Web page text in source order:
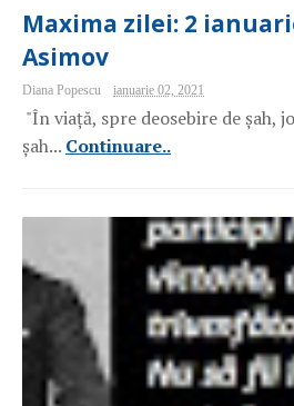
Maxima zilei: 2
Asimov
Diana Popescu ianuarie 02, 2021
"În viață, spre deosebire de șah,
șah... Continuare..